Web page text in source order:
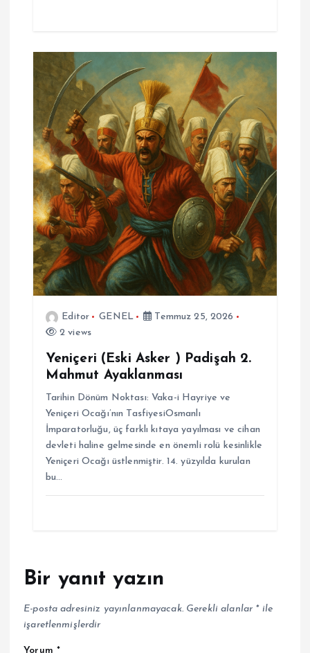
Editor GENEL
Temmuz 25, 2026
2 views
Yeniçeri (Eski Asker ) Padişah 2.
Mahmut Ayaklanması
Tarihin Dönüm Noktası: Vaka-i Hayriye ve
Yeniçeri Ocağı’nın TasfiyesiOsmanlı
İmparatorluğu, üç farklı kıtaya yayılması ve cihan
devleti haline gelmesinde en önemli rolü kesinlikle
Yeniçeri Ocağı üstlenmiştir. 14. yüzyılda kurulan
bu…
Bir yanıt yazın
E-posta adresiniz yayınlanmayacak. Gerekli alanlar *ile
işaretlenmişlerdir
Yorum *